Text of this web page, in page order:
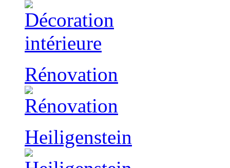
Rénovation
Heiligenstein